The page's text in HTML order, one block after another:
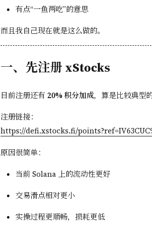
有点“一鱼两吃”的意思
而且我自己现在就是这么做的。
一、先注册 xStocks
目前注册还有 20% 积分加成，算是比较典型
注册链接：
https://defi.xstocks.fi/
原因很简单：
当前 Solana 上的流动性更好
交易滑点相对更小
实操过程更顺畅，损耗更低